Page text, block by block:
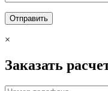
×
Заказать